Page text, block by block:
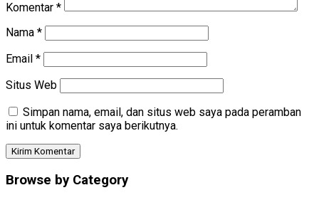
Komentar *
Nama *
Email *
Situs Web
Simpan nama, email, dan situs web saya pada peramban
ini untuk komentar saya berikutnya.
Browse by Category